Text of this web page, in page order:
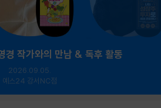
경 작가와의 만남 & 독후 활동
2026.09.05.
예스24 강서NC점